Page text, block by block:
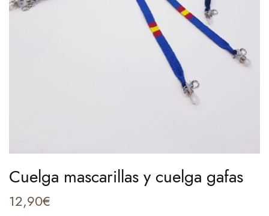
Cuelga mascarillas y cuelga gafas
12,90€